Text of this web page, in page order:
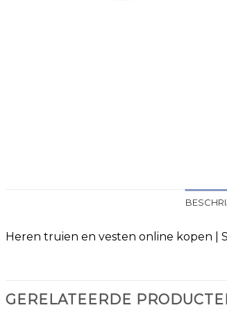
Heren truien en vesten online kopen |
GERELATEERDE